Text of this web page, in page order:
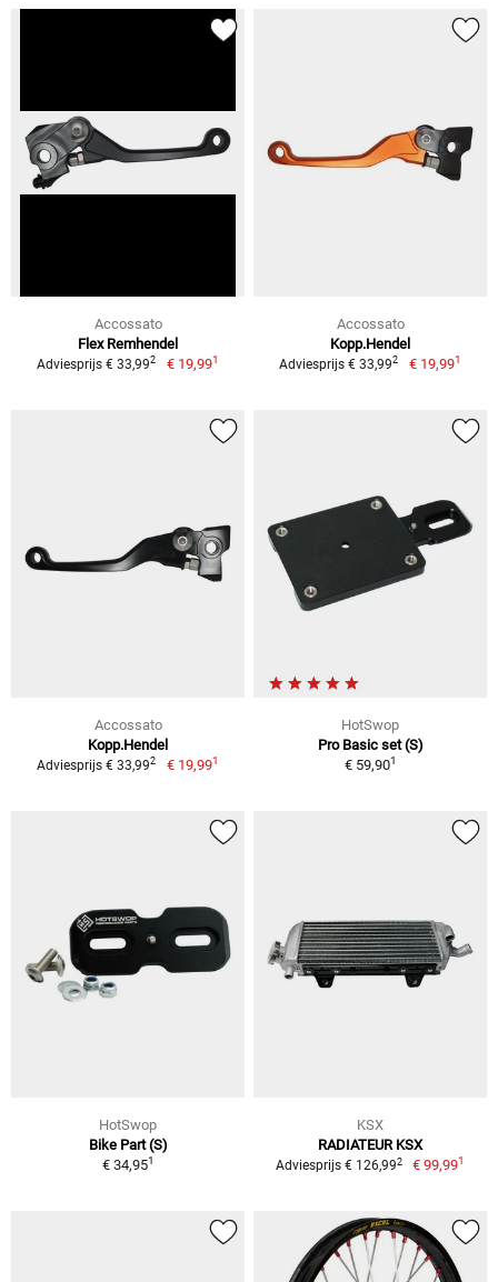
Accossato
Flex Remhendel
Adviesprijs € 33,992 € 19,991
Accossato
Kopp.Hendel
Adviesprijs € 33,992 € 19,991
Accossato
Kopp.Hendel
Adviesprijs € 33,992 € 19,991
HotSwop
Pro Basic set (S)
€ 59,901
HotSwop
Bike Part (S)
€ 34,951
KSX
RADIATEUR KSX
Adviesprijs € 126,992 € 99,991